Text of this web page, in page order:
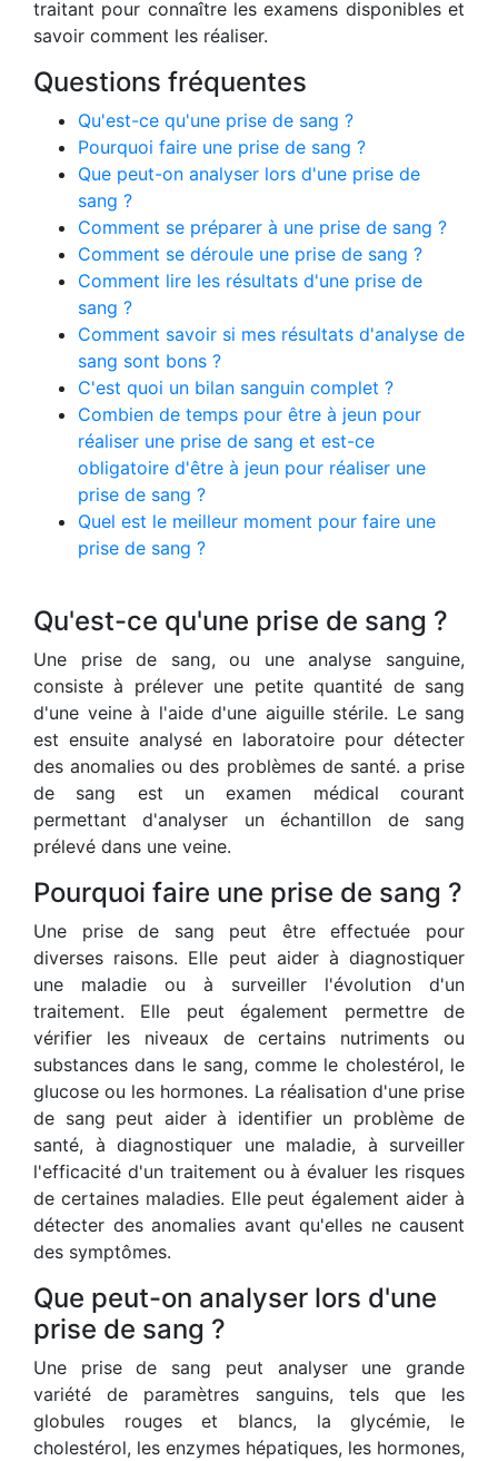
traitant pour connaître les examens disponibles et
savoir comment les réaliser.
Questions fréquentes
Qu'est-ce qu'une prise de sang ?
Pourquoi faire une prise de sang ?
Que peut-on analyser lors d'une prise de
sang ?
Comment se préparer à une prise de sang ?
Comment se déroule une prise de sang ?
Comment lire les résultats d'une prise de
sang ?
Comment savoir si mes résultats d'analyse de
sang sont bons ?
C'est quoi un bilan sanguin complet ?
Combien de temps pour être à jeun pour
réaliser une prise de sang et est-ce
obligatoire d'être à jeun pour réaliser une
prise de sang ?
Quel est le meilleur moment pour faire une
prise de sang ?
Qu'est-ce qu'une prise de sang ?
Une prise de sang, ou une analyse sanguine,
consiste à prélever une petite quantité de sang
d'une veine à l'aide d'une aiguille stérile. Le sang
est ensuite analysé en laboratoire pour détecter
des anomalies ou des problèmes de santé. a prise
de sang est un examen médical courant
permettant d'analyser un échantillon de sang
prélevé dans une veine.
Pourquoi faire une prise de sang ?
Une prise de sang peut être effectuée pour
diverses raisons. Elle peut aider à diagnostiquer
une maladie ou à surveiller l'évolution d'un
traitement. Elle peut également permettre de
vérifier les niveaux de certains nutriments ou
substances dans le sang, comme le cholestérol, le
glucose ou les hormones. La réalisation d'une prise
de sang peut aider à identifier un problème de
santé, à diagnostiquer une maladie, à surveiller
l'efficacité d'un traitement ou à évaluer les risques
de certaines maladies. Elle peut également aider à
détecter des anomalies avant qu'elles ne causent
des symptômes.
Que peut-on analyser lors d'une
prise de sang ?
Une prise de sang peut analyser une grande
variété de paramètres sanguins, tels que les
globules rouges et blancs, la glycémie, le
cholestérol, les enzymes hépatiques, les hormones,